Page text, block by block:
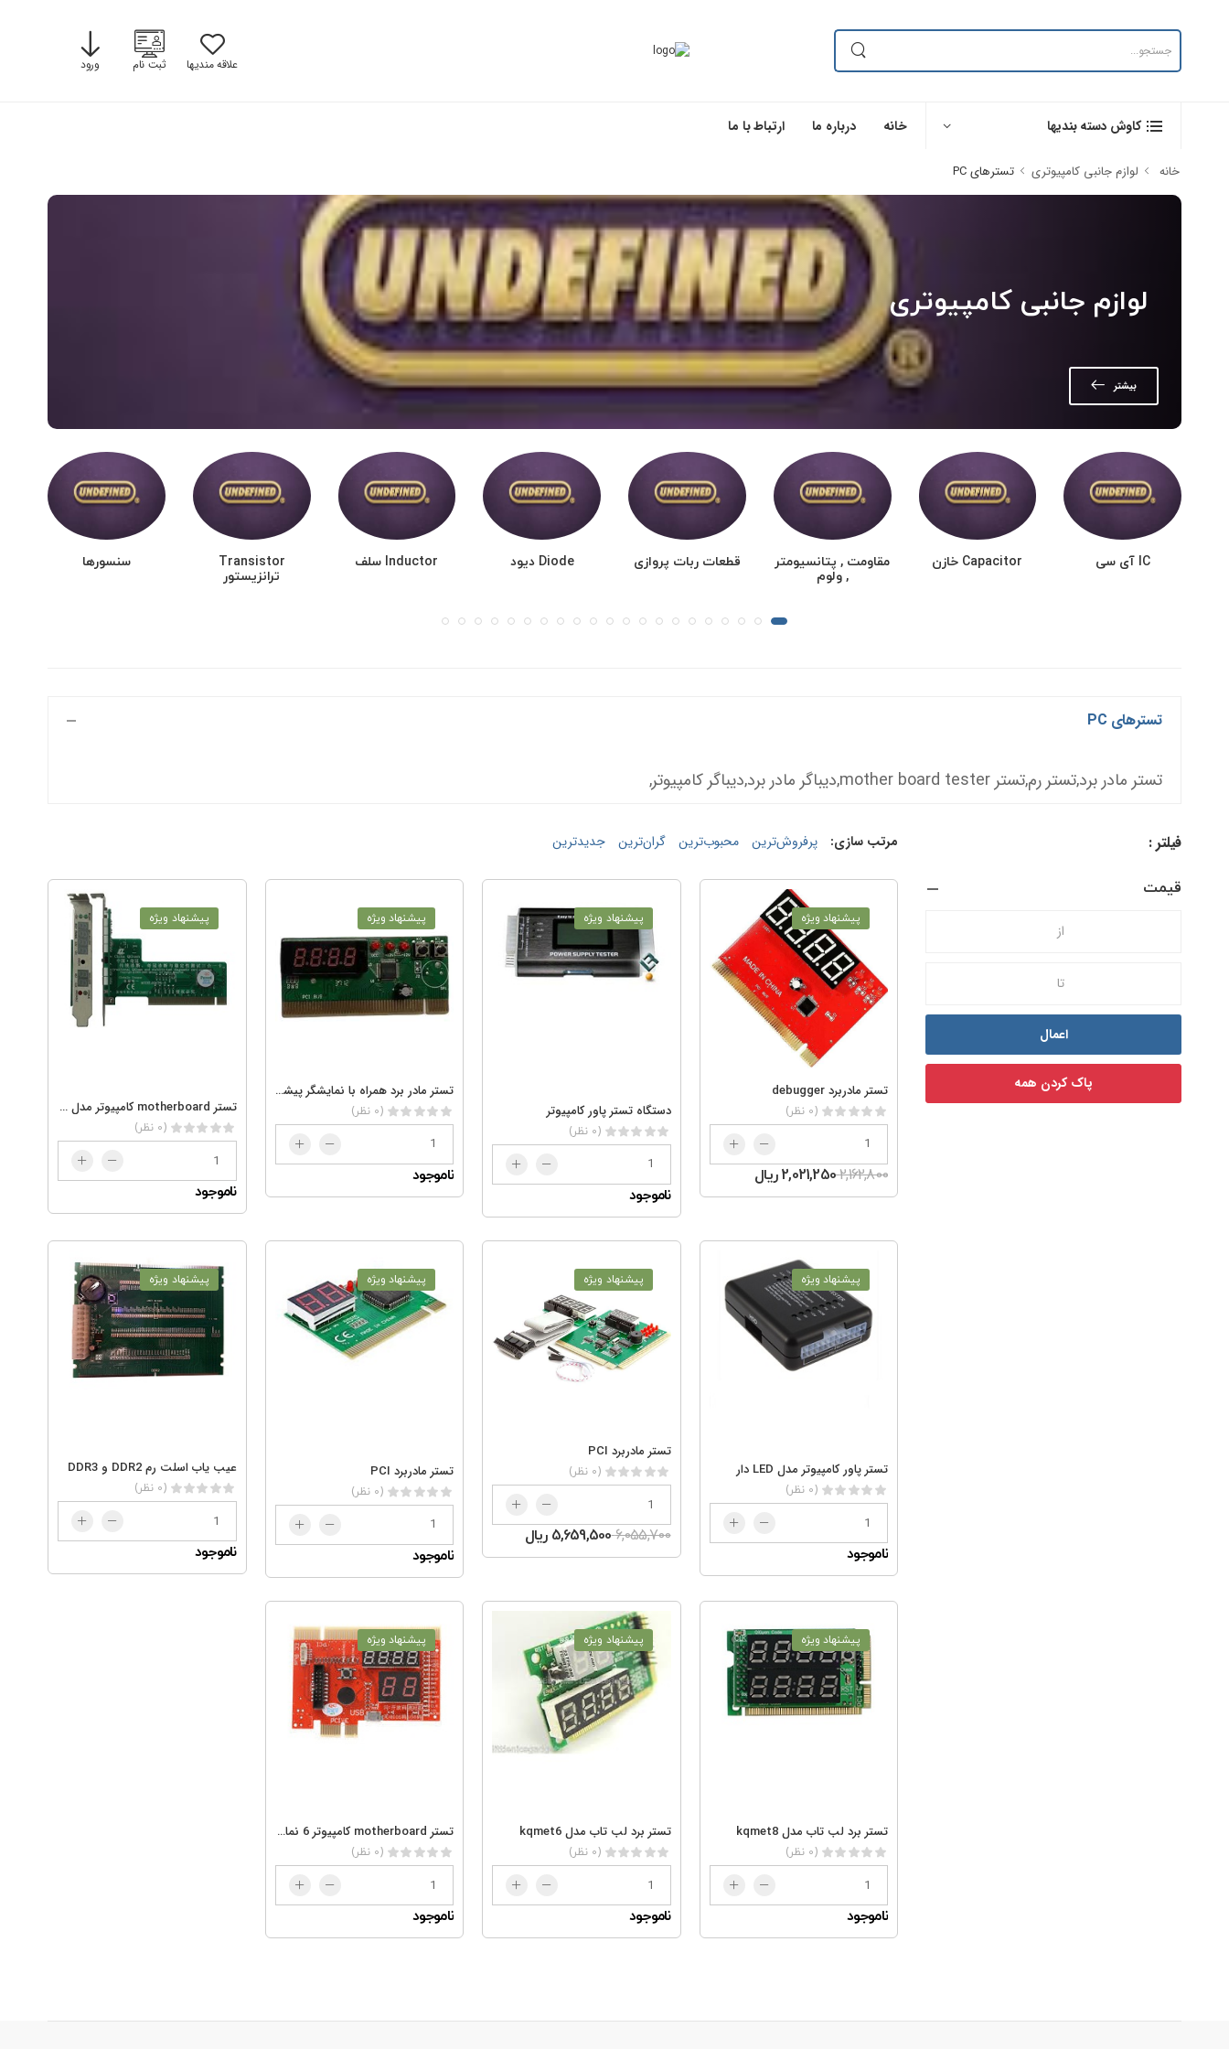
علاقه مندیها ثبت نام ورود
کاوش دسته بندیها خانه درباره ما ارتباط با ما
خانه لوازم جانبی کامپیوتری تسترهای PC
لوازم جانبی کامپیوتری
بیشتر
IC آی سی Capacitor خازن
مقاومت , پتانسیومتر
, ولوم
قطعات ربات پروازی Diode دیود Inductor سلف
Transistor
ترانزیستور
سنسورها
تسترهای PC
تستر مادر برد,تستر رم,تستر mother board tester,دیباگر مادر برد,دیباگر کامپیوتر,
فیلتر :
قیمت
اعمال
پاک کردن همه
مرتب سازی: پرفروش‌ترین محبوب‌ترین گران‌ترین جدید‌‌ترین
پیشنهاد ویژه
تستر مادربرد debugger
(0 نظر)
2,162,8002,021,250 ریال
پیشنهاد ویژه
دستگاه تستر پاور کامپیوتر
(0 نظر)
ناموجود
پیشنهاد ویژه
تستر مادر برد همراه با نمایشگر پیشرفته
(0 نظر)
ناموجود
پیشنهاد ویژه
تستر motherboard کامپیوتر مدل PCI
(0 نظر)
ناموجود
پیشنهاد ویژه
تستر پاور کامپیوتر مدل LED دار
(0 نظر)
ناموجود
پیشنهاد ویژه
تستر مادربرد PCI
(0 نظر)
6,055,7005,659,500 ریال
پیشنهاد ویژه
تستر مادربرد PCI
(0 نظر)
ناموجود
پیشنهاد ویژه
عیب یاب اسلت رم DDR2 و DDR3
(0 نظر)
ناموجود
پیشنهاد ویژه
تستر برد لب تاب مدل kqmet8
(0 نظر)
ناموجود
پیشنهاد ویژه
تستر برد لب تاب مدل kqmet6
(0 نظر)
ناموجود
پیشنهاد ویژه
تستر motherboard کامپیوتر 6 نمایشگره
(0 نظر)
ناموجود